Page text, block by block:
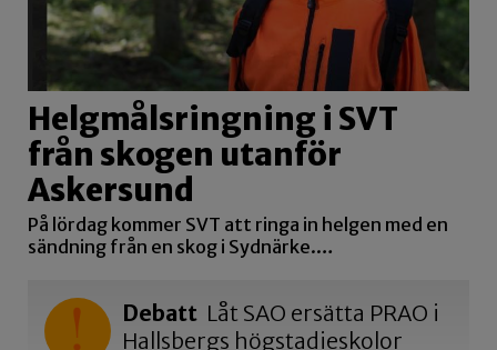
Helgmålsringning i SVT
från skogen utanför
Askersund
På lördag kommer SVT att ringa in helgen med en
sändning från en skog i Sydnärke.…
Debatt Låt SAO ersätta PRAO i
Hallsbergs högstadieskolor